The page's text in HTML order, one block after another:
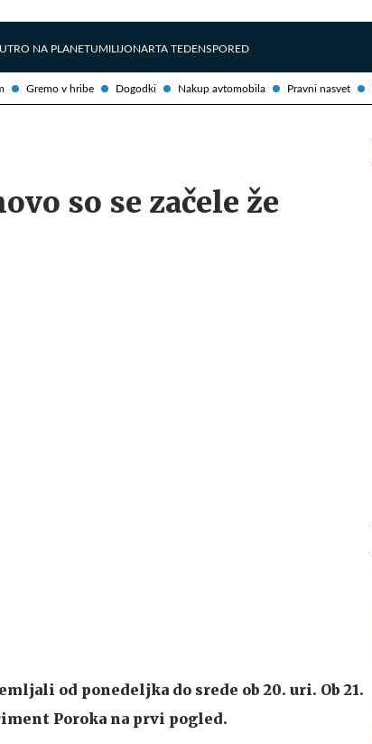
Gremo v hribe Dogodki Nakup avtomobila Pravni nasvet
NA PLANETUMILIJONARTA TEDENSPORED
so se začele že
od ponedeljka do srede ob 20. uri. Ob 21.
Poroka na prvi pogled.